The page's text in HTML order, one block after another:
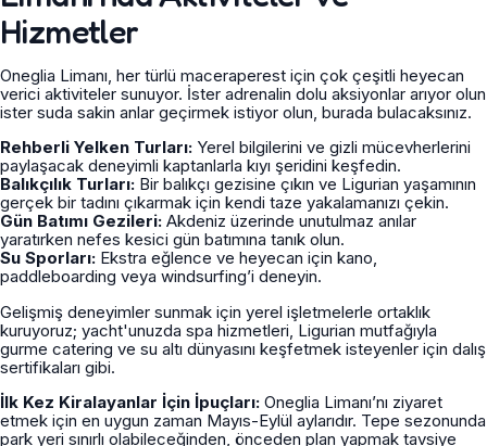
Hizmetler
Oneglia Limanı, her türlü maceraperest için çok çeşitli heyecan
verici aktiviteler sunuyor. İster adrenalin dolu aksiyonlar arıyor olun
ister suda sakin anlar geçirmek istiyor olun, burada bulacaksınız.
Rehberli Yelken Turları: Yerel bilgilerini ve gizli mücevherlerini
paylaşacak deneyimli kaptanlarla kıyı şeridini keşfedin.
Balıkçılık Turları: Bir balıkçı gezisine çıkın ve Ligurian yaşamının
gerçek bir tadını çıkarmak için kendi taze yakalamanızı çekin.
Gün Batımı Gezileri: Akdeniz üzerinde unutulmaz anılar
yaratırken nefes kesici gün batımına tanık olun.
Su Sporları: Ekstra eğlence ve heyecan için kano,
paddleboarding veya windsurfing’i deneyin.
Gelişmiş deneyimler sunmak için yerel işletmelerle ortaklık
kuruyoruz; yacht'unuzda spa hizmetleri, Ligurian mutfağıyla
gurme catering ve su altı dünyasını keşfetmek isteyenler için dalış
sertifikaları gibi.
İlk Kez Kiralayanlar İçin İpuçları: Oneglia Limanı’nı ziyaret
etmek için en uygun zaman Mayıs-Eylül aylarıdır. Tepe sezonunda
park yeri sınırlı olabileceğinden, önceden plan yapmak tavsiye